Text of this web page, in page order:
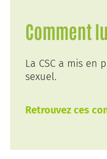
Comment
La CSC a mis
sexuel.
Retrouvez ces